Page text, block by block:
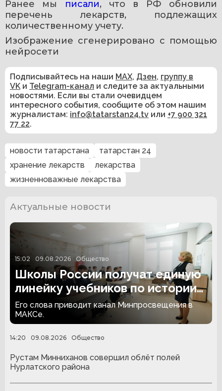
Ранее мы
писали, что в РФ обновили
перечень лекарств, подлежащих
количественному учету.
Изображение сгенерировано с помощью
нейросети
Подписывайтесь на наши MAX, Дзен, группу в
VK и Telegram-канал и следите за актуальными
новостями. Если вы стали очевидцем
интересного события, сообщите об этом нашим
журналистам: info@tatarstan24.tv или +7 900 321
77 22.
новости татарстана
татарстан 24
хранение лекарств
лекарства
жизненноважные лекарства
Актуальные новости
15:02 09.08.2026 Общество
Школы России получат единую
линейку учебников по истории
для 5-9-х классов
Его слова приводит канал Минпросвещения в
МАКСе.
14:20 09.08.2026 Общество
Рустам Минниханов совершил облёт полей
Нурлатского района